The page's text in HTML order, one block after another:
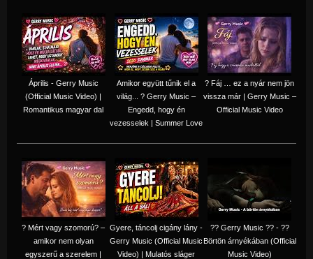
Április - Gerry Music
(Official Music Video) |
Romantikus magyar dal
Amikor együtt tűnik el a
világ... ? Gerry Music –
Engedd, hogy én
vezesselek | Summer Love
? Fáj … ez a nyár nem jön
vissza már | Gerry Music –
Official Music Video
? Mért vagy szomorú? –
amikor nem olyan
egyszerű a szerelem |
Gyere, táncolj cigány lány -
Gerry Music (Official Music
Video) | Mulatós sláger
?? Gerry Music ?? - ??
Börtön árnyékában (Official
Music Video)